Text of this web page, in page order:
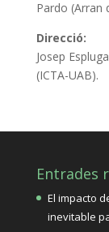
Pardo (Arran
Direcció:
Josep
(ICTA-UAB).
Entrades
El impacto
inevitable